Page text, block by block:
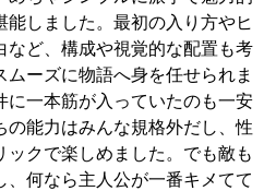
能しました。最初の入り方やヒ
など、構成や視覚的な配置も考
ムーズに物語へ身を任せられま
に一本筋が入っていたのも一安
の能力はみんな規格外だし、性
ックで楽しめました。でも敵も
、何なら主人公が一番キメてて